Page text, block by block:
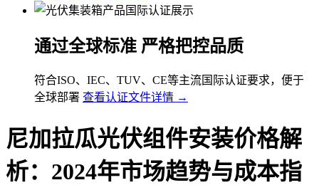
通过全球标准 严格把控品质
符合ISO、IEC、TUV、CE等主流国际认证要求，便于
全球部署 查看认证文件详情 →
尼加拉瓜光伏组件安装价格解
析：2024年市场趋势与成本指